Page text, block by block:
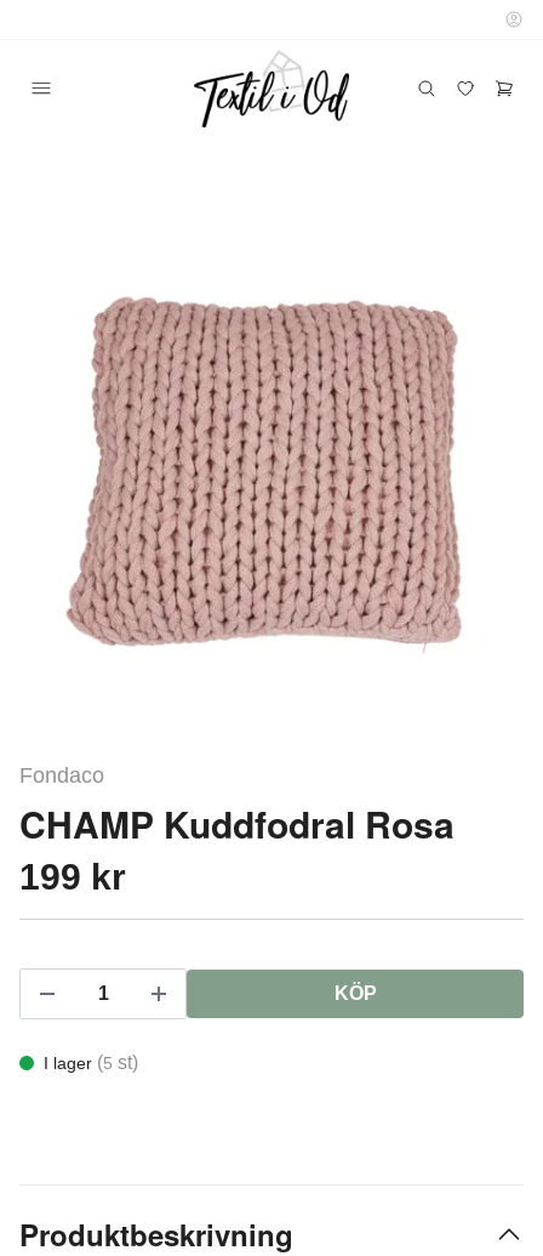
Fondaco
CHAMP Kuddfodral Rosa
199 kr
KÖP
I lager (5 st)
Produktbeskrivning